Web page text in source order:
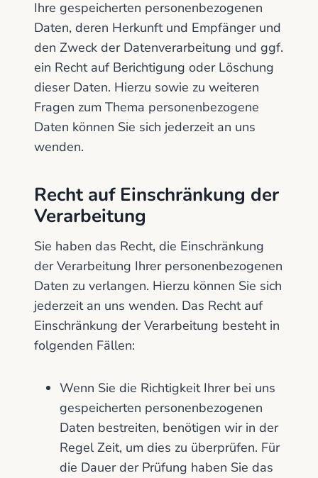
Ihre gespeicherten personenbezogenen
Daten, deren Herkunft und Empfänger und
den Zweck der Datenverarbeitung und ggf.
ein Recht auf Berichtigung oder Löschung
dieser Daten. Hierzu sowie zu weiteren
Fragen zum Thema personenbezogene
Daten können Sie sich jederzeit an uns
wenden.
Recht auf Einschränkung der
Verarbeitung
Sie haben das Recht, die Einschränkung
der Verarbeitung Ihrer personenbezogenen
Daten zu verlangen. Hierzu können Sie sich
jederzeit an uns wenden. Das Recht auf
Einschränkung der Verarbeitung besteht in
folgenden Fällen:
Wenn Sie die Richtigkeit Ihrer bei uns
gespeicherten personenbezogenen
Daten bestreiten, benötigen wir in der
Regel Zeit, um dies zu überprüfen. Für
die Dauer der Prüfung haben Sie das